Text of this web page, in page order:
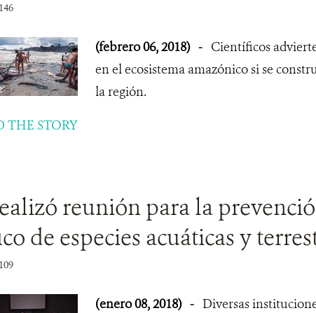
(febrero 06, 2018) - Científicos
en el ecosistema amazónico si se
la región.
THE STORY
reunión para la
de especies acuáticas y
(enero 08, 2018) - Diversas